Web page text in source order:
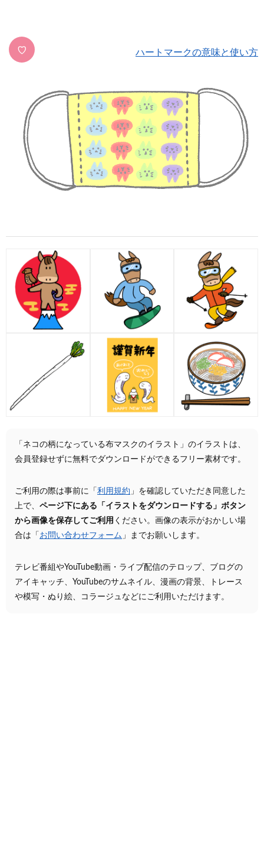
♡ ハートマークの意味と使い方
「ネコの柄になっている布マスクのイラスト」のイラストは、
会員登録せずに無料でダウンロードができるフリー素材です。
ご利用の際は事前に「 利用規約 」を確認していただき同意した
上で、 ページ下にある「イラストをダウンロードする」ボタン
から画像を保存してご利用 ください。画像の表示がおかしい場
合は「 お問い合わせフォーム 」までお願いします。
テレビ番組やYouTube動画・ライブ配信のテロップ、ブログの
アイキャッチ、YouTubeのサムネイル、漫画の背景、トレース
や模写・ぬり絵、コラージュなどにご利用いただけます。